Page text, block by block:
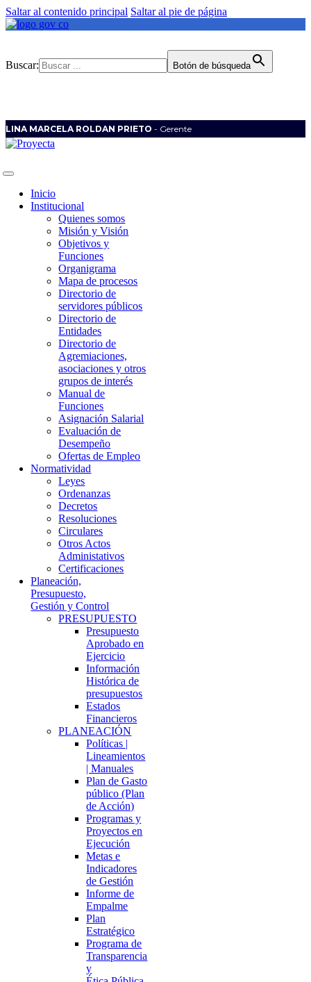
Saltar al contenido principal Saltar al pie de página
Buscar: Botón de búsqueda
LINA MARCELA ROLDAN PRIETO - Gerente
Inicio
Institucional
Quienes somos
Misión y Visión
Objetivos y
Funciones
Organigrama
Mapa de procesos
Directorio de
servidores públicos
Directorio de
Entidades
Directorio de
Agremiaciones,
asociaciones y otros
grupos de interés
Manual de
Funciones
Asignación Salarial
Evaluación de
Desempeño
Ofertas de Empleo
Normatividad
Leyes
Ordenanzas
Decretos
Resoluciones
Circulares
Otros Actos
Administativos
Certificaciones
Planeación,
Presupuesto,
Gestión y Control
PRESUPUESTO
Presupuesto
Aprobado en
Ejercicio
Información
Histórica de
presupuestos
Estados
Financieros
PLANEACIÓN
Políticas |
Lineamientos
| Manuales
Plan de Gasto
público (Plan
de Acción)
Programas y
Proyectos en
Ejecución
Metas e
Indicadores
de Gestión
Informe de
Empalme
Plan
Estratégico
Programa de
Transparencia
y